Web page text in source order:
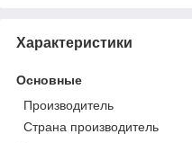
Характеристики
Основные
Производитель
Страна производитель